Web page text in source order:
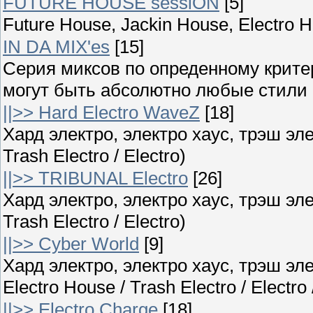
Future House, Jackin House, Electro
IN DA MIX'es [15]
Серия миксов по опреденному
могут быть абсолютно любые стили
||>> Hard Electro WaveZ [18]
Хард электро, электро хаус, трэш
Trash Electro / Electro)
||>> TRIBUNAL Electro [26]
Хард электро, электро хаус, трэш
Trash Electro / Electro)
||>> Cyber World [9]
Хард электро, электро хаус, трэш
Electro House / Trash Electro /